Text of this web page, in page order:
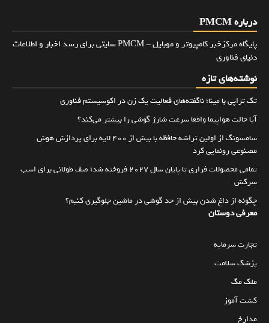
درباره PMCM
پایگاه مرکزخبر کامپیوتر و موبایل - PMCM سایتی برای رسد اخبار و اطلاعات
دنیای فناوری
نوشته‌های تازه
تک تراپی با مینا؛ ناگفته‌های فعالیت یک زن در اکوسیستم فناوری
آیا حالت هواپیما واقعا سرعت شارژ گوشی را بیشتر می‌کند؟
سامسونگ از اولین تراشه حافظه با بیش از ۴۰۰ لایه برای پردازش هوش
مصنوعی رونمایی کرد
تمامی محصولات فراری تا پایان سال ۲۰۲۷ فروخته شد؛ صف طولانی برای اسب
سرکش
چگونه از داغ شدن بیش از حد گوشی در ماشین جلوگیری کنیم؟
معرفی دوستان
تجارت سرمایه
پزشک سلامت
ملک مگ
کشت آموز
مدارخ